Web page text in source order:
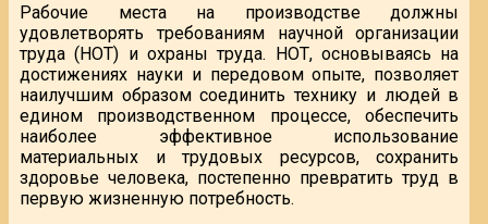
Рабочие места на производстве должны
удовлетворять требованиям научной организации
труда (НОТ) и охраны труда. НОТ, основываясь на
достижениях науки и передовом опыте, позволяет
наилучшим образом соединить технику и людей в
едином производственном процессе, обеспечить
наиболее эффективное использование
материальных и трудовых ресурсов, сохранить
здоровье человека, постепенно превратить труд в
первую жизненную потребность.